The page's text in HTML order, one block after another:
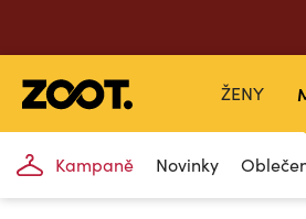
ŽENY
Kampaně Novinky